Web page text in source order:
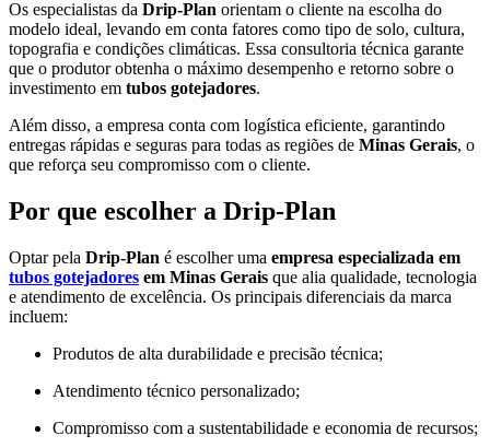
Os especialistas da Drip-Plan orientam o cliente na escolha do
modelo ideal, levando em conta fatores como tipo de solo, cultura,
topografia e condições climáticas. Essa consultoria técnica garante
que o produtor obtenha o máximo desempenho e retorno sobre o
investimento em tubos gotejadores.
Além disso, a empresa conta com logística eficiente, garantindo
entregas rápidas e seguras para todas as regiões de Minas Gerais, o
que reforça seu compromisso com o cliente.
Por que escolher a Drip-Plan
Optar pela Drip-Plan é escolher uma empresa especializada em
tubos gotejadores em Minas Gerais que alia qualidade, tecnologia
e atendimento de excelência. Os principais diferenciais da marca
incluem:
Produtos de alta durabilidade e precisão técnica;
Atendimento técnico personalizado;
Compromisso com a sustentabilidade e economia de recursos;